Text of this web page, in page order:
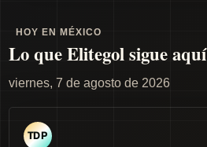
HOY EN MÉXICO
Lo que Elitegol sigue aquí
viernes, 7 de agosto de 2026
TDP